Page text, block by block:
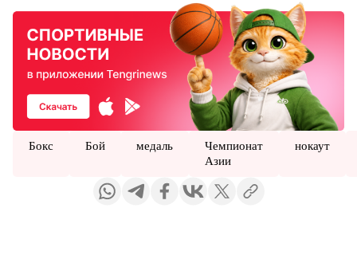
Бокс Бой медаль
Чемпионат
Азии
нокаут